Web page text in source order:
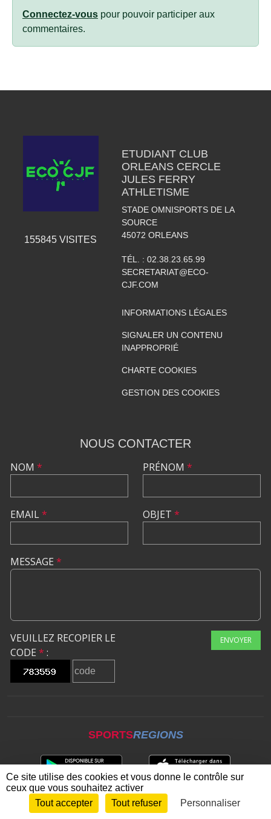
Connectez-vous pour pouvoir participer aux
commentaires.
155845 VISITES
ETUDIANT CLUB
ORLEANS CERCLE
JULES FERRY
ATHLETISME
STADE OMNISPORTS DE LA
SOURCE
45072 ORLEANS
TÉL. : 02.38.23.65.99
SECRETARIAT@ECO-
CJF.COM
INFORMATIONS LÉGALES
SIGNALER UN CONTENU
INAPPROPRIÉ
CHARTE COOKIES
GESTION DES COOKIES
NOUS CONTACTER
NOM *
EMAIL*
PRÉNOM *
OBJET *
MESSAGE *
VEUILLEZ RECOPIER LE
CODE * :
ENVOYER
SPORTSREGIONS
Envie de participer ? CONNEXION
Ce site utilise des cookies et vous donne le contrôle sur
ceux que vous souhaitez activer
Tout accepter
Tout refuser Personnaliser